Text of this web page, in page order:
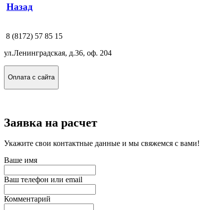
Назад
8 (8172) 57 85 15
ул.Ленинградская, д.36, оф. 204
Оплата с сайта
Заявка на расчет
Укажите свои контактные данные и мы свяжемся с вами!
Ваше имя
Ваш телефон или email
Комментарий